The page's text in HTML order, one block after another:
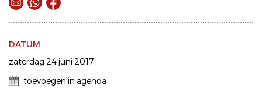
DATUM
zaterdag 24 juni 2017
toevoegen in agenda